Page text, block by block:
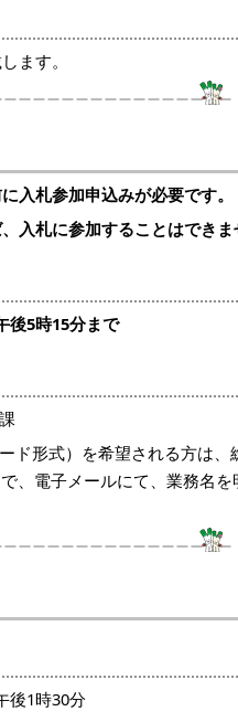
ます。
入札参加申込みが必要です。
入札に参加することはでき
後5時15分まで
ド形式）を希望される方は、
、電子メールにて、業務名
後1時30分